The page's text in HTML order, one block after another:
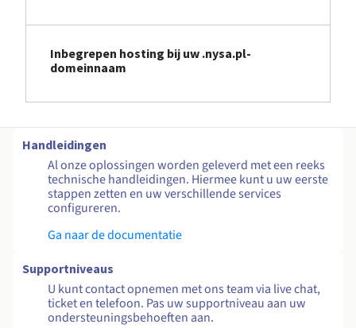
Inbegrepen hosting bij uw .nysa.pl-
domeinnaam
Handleidingen
Al onze oplossingen worden geleverd met een reeks
technische handleidingen. Hiermee kunt u uw eerste
stappen zetten en uw verschillende services
configureren.
Ga naar de documentatie
Supportniveaus
U kunt contact opnemen met ons team via live chat,
ticket en telefoon. Pas uw supportniveau aan uw
ondersteuningsbehoeften aan.